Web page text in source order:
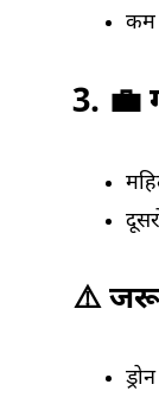
कम
3. 💼
⚠️